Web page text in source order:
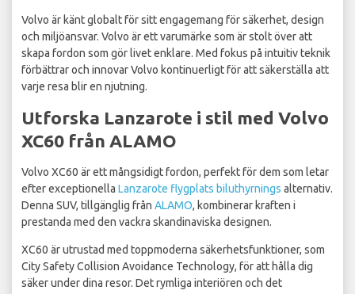
Volvo är känt globalt för sitt engagemang för säkerhet, design
och miljöansvar. Volvo är ett varumärke som är stolt över att
skapa fordon som gör livet enklare. Med fokus på intuitiv teknik
förbättrar och innovar Volvo kontinuerligt för att säkerställa att
varje resa blir en njutning.
Utforska Lanzarote i stil med Volvo
XC60 från ALAMO
Volvo XC60 är ett mångsidigt fordon, perfekt för dem som letar
efter exceptionella Lanzarote flygplats biluthyrnings alternativ.
Denna SUV, tillgänglig från ALAMO, kombinerar kraften i
prestanda med den vackra skandinaviska designen.
XC60 är utrustad med toppmoderna säkerhetsfunktioner, som
City Safety Collision Avoidance Technology, för att hålla dig
säker under dina resor. Det rymliga interiören och det